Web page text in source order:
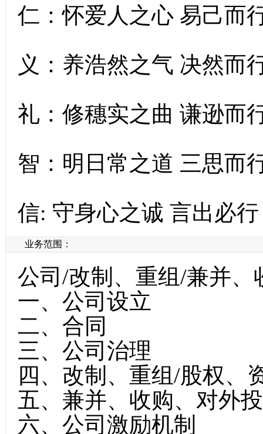
仁：怀爱人之心 易己而
义：养浩然之气 决然而
礼：修穗实之曲 谦逊而
智：明日常之道 三思而
信: 守身心之诚 言出必行
业务范围：
公司/改制、重组/兼并、
一、公司设立
二、合同
三、公司治理
四、改制、重组/股权、
五、兼并、收购、对外
六、公司激励机制